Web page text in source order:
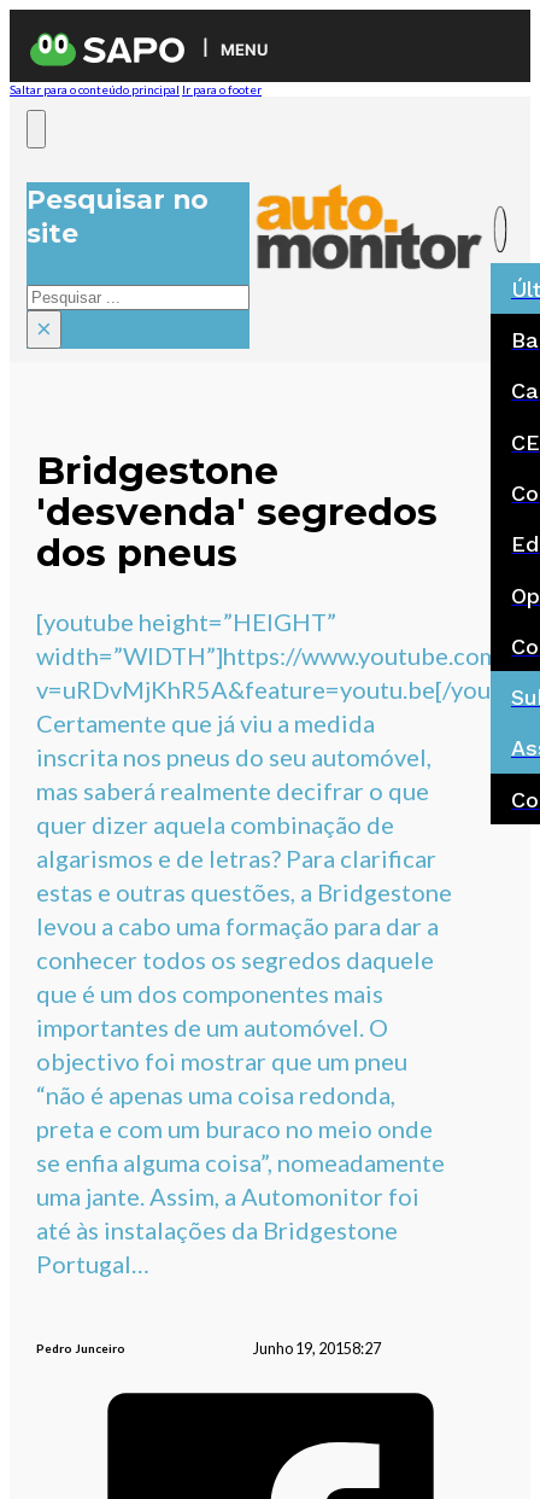
MENU
Saltar para o conteúdo principal Ir para o footer
Pesquisar no
site
Pesquisar
×
Bridgestone
'desvenda' segredos
dos pneus
[youtube height=”HEIGHT”
width=”WIDTH”]https://www.youtube.com/
v=uRDvMjKhR5A&feature=youtu.be[/
Certamente que já viu a medida
inscrita nos pneus do seu automóvel,
mas saberá realmente decifrar o que
quer dizer aquela combinação de
algarismos e de letras? Para clarificar
estas e outras questões, a Bridgestone
levou a cabo uma formação para dar a
conhecer todos os segredos daquele
que é um dos componentes mais
importantes de um automóvel. O
objectivo foi mostrar que um pneu
“não é apenas uma coisa redonda,
preta e com um buraco no meio onde
se enfia alguma coisa”, nomeadamente
uma jante. Assim, a Automonitor foi
até às instalações da Bridgestone
Portugal…
Pedro Junceiro Junho 19, 20158:27